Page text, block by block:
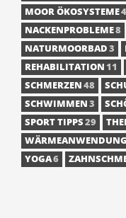
MOOR ÖKOSYSTEME4
NACKENPROBLEME8
NATURMOORBAD3
REHABILITATION11
SCHMERZEN48
SCHWIMMEN3
SPORT TIPPS29
WÄRMEANWENDUNG
YOGA6